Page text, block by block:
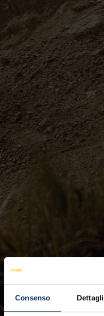
Consenso Dettagli